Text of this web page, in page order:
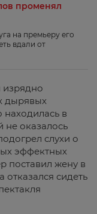
променял
на премьеру его
вдали от
дырявых
в
не оказалось
слухи о
эффектных
поставил жену в
отказался сидеть